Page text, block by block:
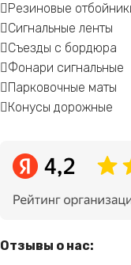
Резиновые
Сигнальные ленты
Съезды с бордюра
Фонари сигнальные
Парковочные маты
Конусы дорожные
Отзывы о нас: